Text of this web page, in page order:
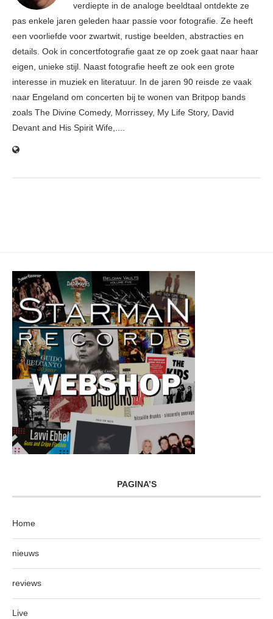
verdiepte in de analoge beeldtaal ontdekte ze
pas enkele jaren geleden haar passie voor fotografie. Ze heeft
een voorliefde voor zwartwit, rustige beelden, abstracties en
details. Ook in concertfotografie gaat ze op zoek gaat naar haar
eigen, unieke stijl. Naast fotografie heeft ze ook een grote
interesse in muziek en literatuur. In de jaren 90 reisde ze vaak
naar Engeland om concerten bij te wonen van Britpop bands
zoals The Divine Comedy, Morrissey, My Life Story, David
Devant and His Spirit Wife,....
PAGINA’S
Home
nieuws
reviews
Live